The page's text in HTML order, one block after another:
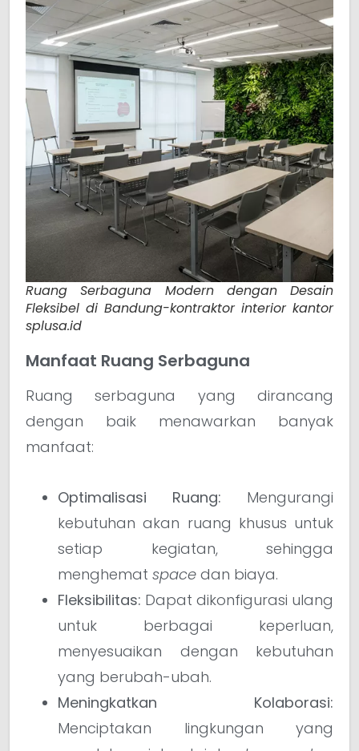
Ruang Serbaguna Modern dengan Desain
Fleksibel di Bandung-kontraktor interior kantor
splusa.id
Manfaat Ruang Serbaguna
Ruang serbaguna yang dirancang
dengan baik menawarkan banyak
manfaat:
Optimalisasi Ruang: Mengurangi
kebutuhan akan ruang khusus untuk
setiap kegiatan, sehingga
menghemat space dan biaya.
Fleksibilitas: Dapat dikonfigurasi ulang
untuk berbagai keperluan,
menyesuaikan dengan kebutuhan
yang berubah-ubah.
Meningkatkan Kolaborasi:
Menciptakan lingkungan yang